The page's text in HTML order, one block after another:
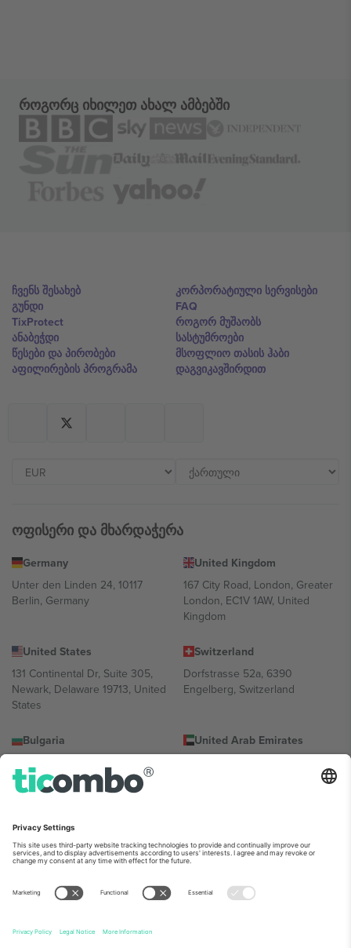
როგორც იხილეთ ახალ ამბებში
ჩვენს შესახებ
გუნდი
TixProtect
ანაბეჭდი
წესები და პირობები
აფილირების პროგრამა
კორპორატიული სერვისები
FAQ
როგორ მუშაობს
სასტუმროები
მსოფლიო თასის ჰაბი
დაგვიკავშირდით
ოფისერი და მხარდაჭერა
Germany
Unter den Linden 24, 10117
Berlin, Germany
United Kingdom
167 City Road, London, Greater
London, EC1V 1AW, United
Kingdom
United States
131 Continental Dr, Suite 305,
Newark, Delaware 19713, United
States
Switzerland
Dorfstrasse 52a, 6390
Engelberg, Switzerland
Bulgaria
Totleben 53-55, 1606 Sofia,
Bulgaria
United Arab Emirates
Building A1, Office 302, Dubai,
Mexico
Av Chapultepec 360, Roma
Norte, Cuauhtémoc, 06700
Ciudad de México, CDMX,
Mexico
პლატფორმის პროვაიდერის იურიდიული პირი იცვლება